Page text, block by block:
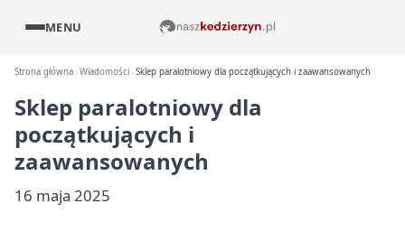
MENU
Strona główna Wiadomości Sklep paralotniowy dla początkujących i zaawansowanych
Sklep paralotniowy dla
początkujących i
zaawansowanych
16 maja 2025